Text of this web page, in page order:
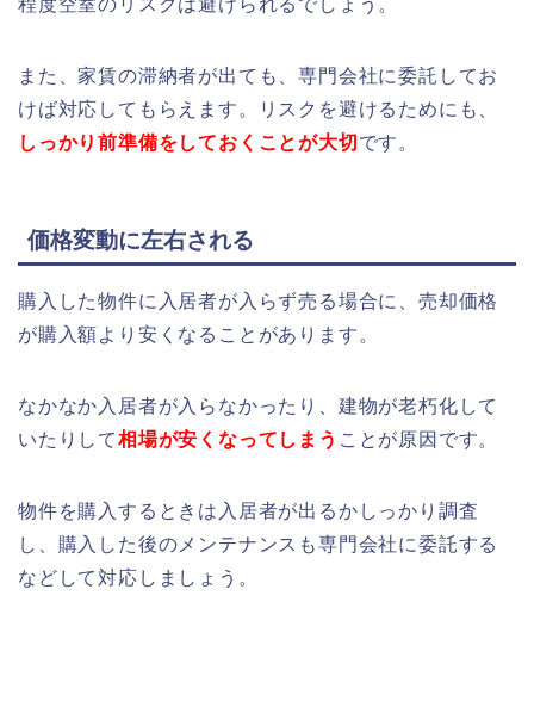
また、家賃の滞納者が出ても、専門会社に委託してお
けば対応してもらえます。リスクを避けるためにも、
しっかり前準備をしておく ことが大切 です。
価格変動に左右される
購入した物件に入居者が入らず売る場合に、売却価格
が購入額より安くなることがあります。
なかなか入居者が入らなかったり、建物が老朽化して
いたりして相場が安くなってしまう ことが原因です。
物件を購入するときは入居者が出るかしっかり調査
し、購入した後のメンテナンスも専門会社に委託する
などして対応しましょう。